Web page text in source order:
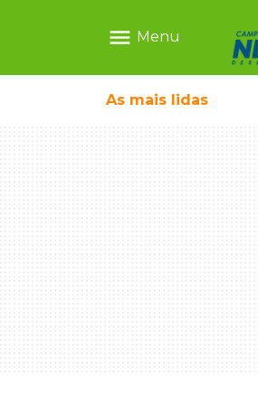
menu Menu
As mais lidas
e morre a caminho do hospital